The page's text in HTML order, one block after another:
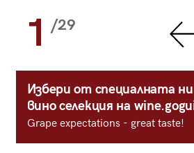
1 /29
Избери от специалната
вино селекция на
Grape expectations - great taste!